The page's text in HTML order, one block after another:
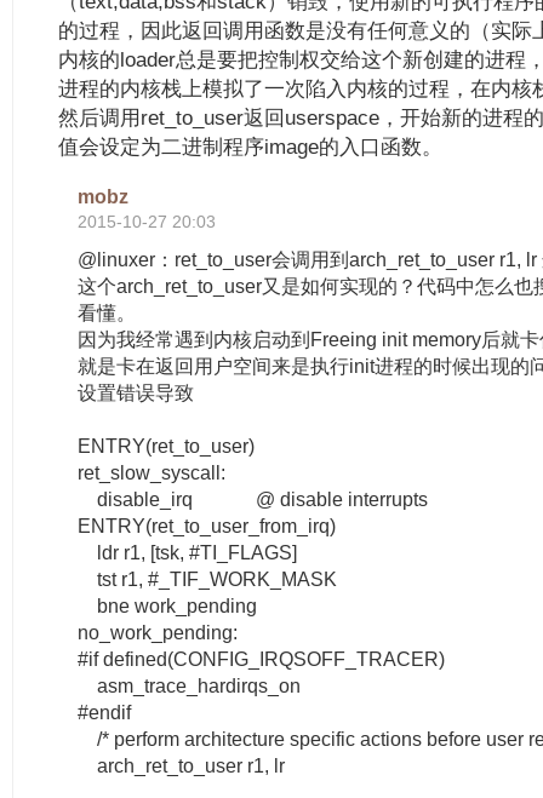
的过程，因此返回调用函数是没有任何意义的（实际
内核的loader总是要把控制权交给这个新创建的进程
进程的内核栈上模拟了一次陷入内核的过程，在内核
然后调用ret_to_user返回userspace，开始新的进程
值会设定为二进制程序image的入口函数。
mobz
2015-10-27 20:03
@linuxer：ret_to_user会调用到arch_ret_to_user r1,
这个arch_ret_to_user又是如何实现的？代码中怎么也
看懂。
因为我经常遇到内核启动到Freeing init memory后就
就是卡在返回用户空间来是执行init进程的时候出现的
设置错误导致
ENTRY(ret_to_user)
ret_slow_syscall:
disable_irq @ disable interrupts
ENTRY(ret_to_user_from_irq)
ldr r1, [tsk, #TI_FLAGS]
tst r1, #_TIF_WORK_MASK
bne work_pending
no_work_pending:
#if defined(CONFIG_IRQSOFF_TRACER)
asm_trace_hardirqs_on
#endif
/* perform architecture specific actions before user
arch_ret_to_user r1, lr